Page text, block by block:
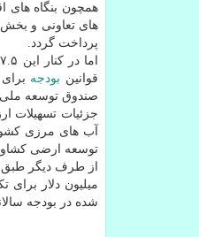
همچون بنگاه های
های تعاونی و بخش
پرداخت گردد.
قوانین بودجه
صندوق توسعه ملی
جزئیات تسهیلات
توسعه ارضی كشاورزی استان های خوزستان و
میلیون دلار
شده در بودجه